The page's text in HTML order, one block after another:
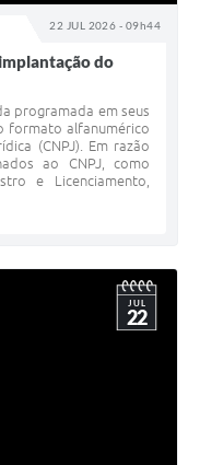
22 JUL 2026 - 09h44
do
programada em seus
formato alfanumérico
(CNPJ). Em razão
ao CNPJ, como
e Licenciamento,
JUL
22